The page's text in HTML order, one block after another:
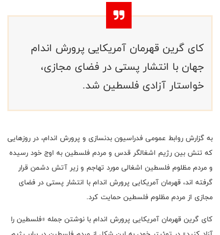
کای گرین قهرمان آمریکایی پرورش اندام
جهان با انتشار پستی در فضای مجازی،
خواستار آزادی فلسطین شد.
به گزارش روابط عمومی فدراسیون بدنسازی و پرورش اندام، در روزهایی
که تنش بین رژیم اشغالگر قدس و مردم فلسطین به اوج خود رسیده
و مردم مظلوم فلسطین اشغالی مورد تهاجم و زیر آتش دشمن قرار
گرفته اند، قهرمان آمریکایی پرورش اندام با انتشار پستی در فضای
مجازی از مردم مظلوم فلسطین حمایت کرد.
کای گرین قهرمان آمریکایی پرورش اندام با نوشتن جمله «فلسطین را